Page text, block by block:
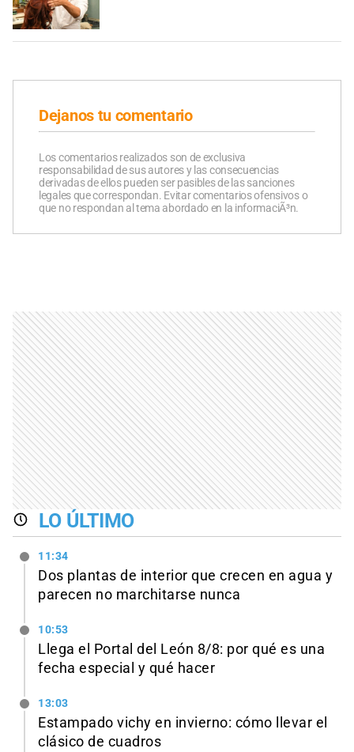
Dejanos tu comentario
Los comentarios realizados son de exclusiva
responsabilidad de sus autores y las consecuencias
derivadas de ellos pueden ser pasibles de las sanciones
legales que correspondan. Evitar comentarios ofensivos o
que no respondan al tema abordado en la informaciÃ³n.
LO ÚLTIMO
11:34
Dos plantas de interior que crecen en agua y
parecen no marchitarse nunca
10:53
Llega el Portal del León 8/8: por qué es una
fecha especial y qué hacer
13:03
Estampado vichy en invierno: cómo llevar el
clásico de cuadros